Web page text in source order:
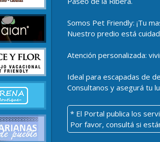
Somos Pet Friendly: ¡Tu
Nuestro predio está
Atención personalizada:
Ideal para escapadas de
Consultanos y asegurá tu
* El Portal publica los
Por favor, consultá si